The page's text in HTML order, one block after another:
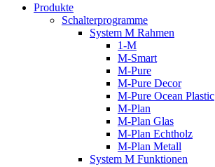
Produkte
Schalterprogramme
System M Rahmen
1-M
M-Smart
M-Pure
M-Pure Decor
M-Pure Ocean Plastic
M-Plan
M-Plan Glas
M-Plan Echtholz
M-Plan Metall
System M Funktionen